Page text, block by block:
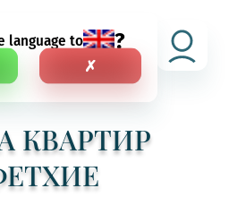
language to ?
✗
RU
КВАРТИР